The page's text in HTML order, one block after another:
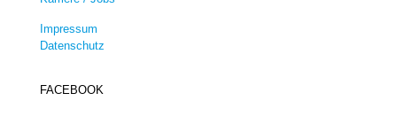
Impressum
Datenschutz
FACEBOOK